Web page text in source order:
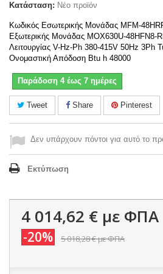
Κατάσταση: Νέο προϊόν
Κωδικός Εσωτερικής Μονάδας MFM-
Εξωτερικής Μονάδας MOX630U-48HFN8-
Λειτουργίας V-Hz-Ph 380-415V 50Ηz 3Ph
Ονομαστική Απόδοση Btu h 48000
Παράδοση 4 έως 7 ημέρες
Tweet Share Pinterest
Δεν υπάρχουν πόντοι για αυτό το
Εκτύπωση
4 014,62 € με ΦΠΑ
-20% 5 018,28 €με ΦΠΑ